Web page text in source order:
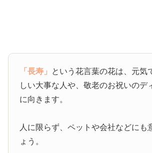
「長寿」 という花言葉の花は、元気
しい大事な人や、敬老のお祝いのデ
に向きます。
人に限らず、ペットや会社などにも
ょう。